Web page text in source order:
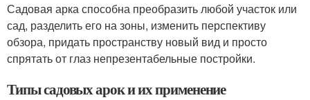
Садовая арка способна преобразить любой участок или
сад, разделить его на зоны, изменить перспективу
обзора, придать пространству новый вид и просто
спрятать от глаз непрезентабельные постройки.
Типы садовых арок и их применение